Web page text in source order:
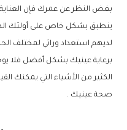
بغض النظر عن عمرك فإن
ينطبق بشكل خاص على أولئك
لديهم استعداد وراثي لمختلف
برعاية عينيك بشكل أفضل فلا
الكثير من الأشياء التي يمكنك
صحة عينيك .